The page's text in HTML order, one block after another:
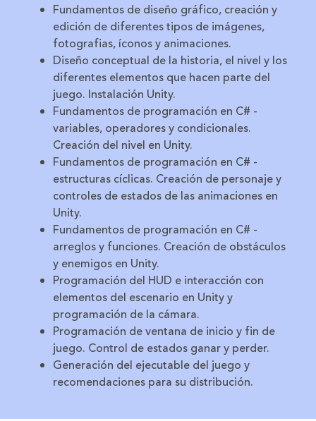
Fundamentos de diseño gráfico, creación y
edición de diferentes tipos de imágenes,
fotografias, íconos y animaciones.
Diseño conceptual de la historia, el nivel y los
diferentes elementos que hacen parte del
juego. Instalación Unity.
Fundamentos de programación en C# -
variables, operadores y condicionales.
Creación del nivel en Unity.
Fundamentos de programación en C# -
estructuras cíclicas. Creación de personaje y
controles de estados de las animaciones en
Unity.
Fundamentos de programación en C# -
arreglos y funciones. Creación de obstáculos
y enemigos en Unity.
Programación del HUD e interacción con
elementos del escenario en Unity y
programación de la cámara.
Programación de ventana de inicio y fin de
juego. Control de estados ganar y perder.
Generación del ejecutable del juego y
recomendaciones para su distribución.